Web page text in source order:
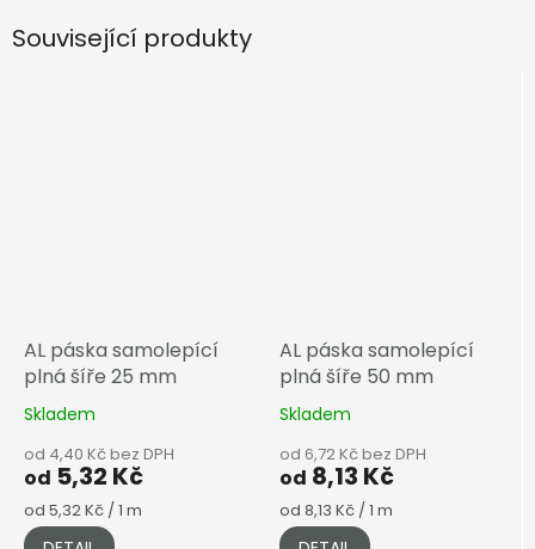
Související produkty
AL páska samolepící
plná šíře 25 mm
Skladem
od 4,40 Kč bez DPH
od 5,32 Kč
Měrná
cena:
od 5,32 Kč / 1 m
AL páska samolepící
plná šíře 50 mm
Skladem
od 6,72 Kč bez DPH
od 8,13 Kč
Měrná
cena:
od 8,13 Kč / 1 m